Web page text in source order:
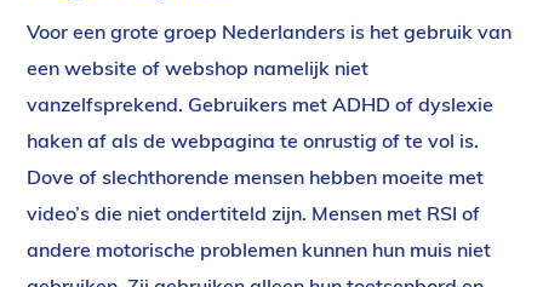
Voor een grote groep Nederlanders is het gebruik van
een website of webshop namelijk niet
vanzelfsprekend. Gebruikers met ADHD of dyslexie
haken af als de webpagina te onrustig of te vol is.
Dove of slechthorende mensen hebben moeite met
video’s die niet ondertiteld zijn. Mensen met RSI of
andere motorische problemen kunnen hun muis niet